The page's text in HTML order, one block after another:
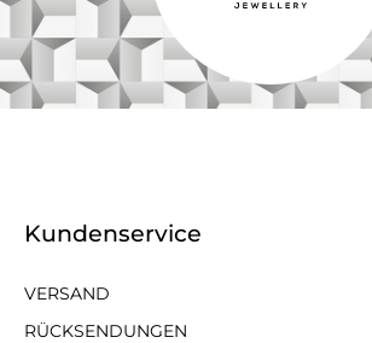
Kundenservice
VERSAND
RÜCKSENDUNGEN